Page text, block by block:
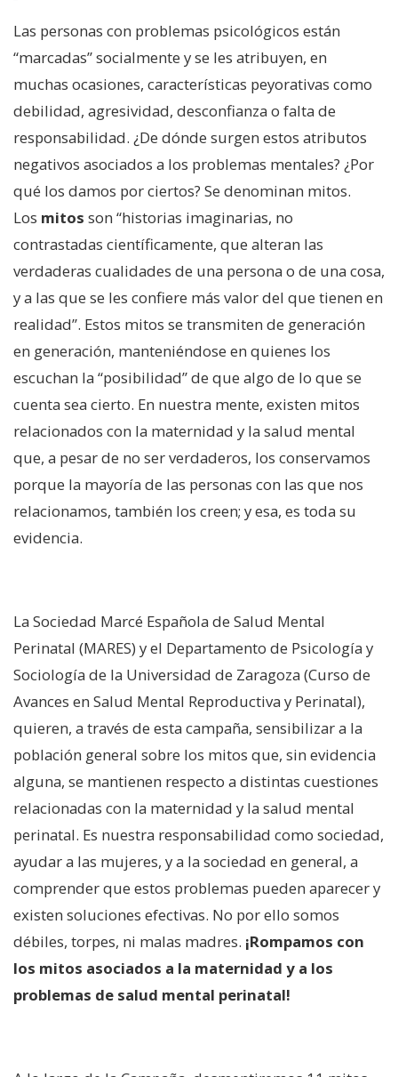
Las personas con problemas psicológicos están
“marcadas” socialmente y se les atribuyen, en
muchas ocasiones, características peyorativas como
debilidad, agresividad, desconfianza o falta de
responsabilidad. ¿De dónde surgen estos atributos
negativos asociados a los problemas mentales? ¿Por
qué los damos por ciertos? Se denominan mitos.
Los mitos son “historias imaginarias, no
contrastadas científicamente, que alteran las
verdaderas cualidades de una persona o de una cosa,
y a las que se les confiere más valor del que tienen en
realidad”. Estos mitos se transmiten de generación
en generación, manteniéndose en quienes los
escuchan la “posibilidad” de que algo de lo que se
cuenta sea cierto. En nuestra mente, existen mitos
relacionados con la maternidad y la salud mental
que, a pesar de no ser verdaderos, los conservamos
porque la mayoría de las personas con las que nos
relacionamos, también los creen; y esa, es toda su
evidencia.
La Sociedad Marcé Española de Salud Mental
Perinatal (MARES) y el Departamento de Psicología y
Sociología de la Universidad de Zaragoza (Curso de
Avances en Salud Mental Reproductiva y Perinatal),
quieren, a través de esta campaña, sensibilizar a la
población general sobre los mitos que, sin evidencia
alguna, se mantienen respecto a distintas cuestiones
relacionadas con la maternidad y la salud mental
perinatal. Es nuestra responsabilidad como sociedad,
ayudar a las mujeres, y a la sociedad en general, a
comprender que estos problemas pueden aparecer y
existen soluciones efectivas. No por ello somos
débiles, torpes, ni malas madres. ¡Rompamos con
los mitos asociados a la maternidad y a los
problemas de salud mental perinatal!